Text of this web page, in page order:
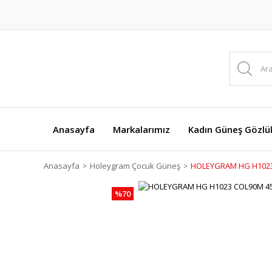
Anasayfa Markalarımız Kadın Güneş
Anasayfa Holeygram Çocuk Güneş HOLEYGRAM HG
%70